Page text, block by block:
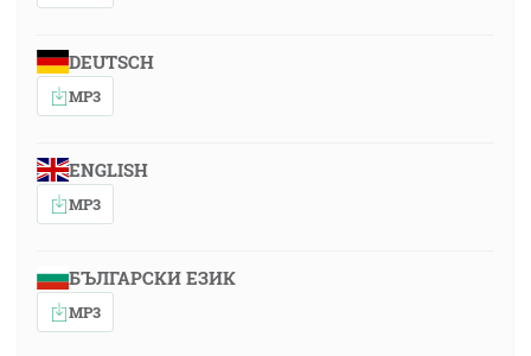
DEUTSCH
MP3
ENGLISH
MP3
БЪЛГАРСКИ ЕЗИК
MP3